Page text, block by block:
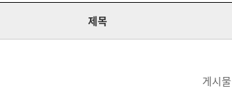
제목
게시